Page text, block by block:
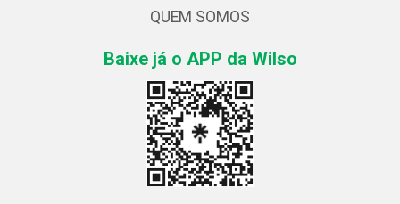
QUEM SOMOS
Baixe já o APP da Wilso